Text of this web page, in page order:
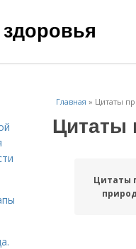
Главная » Цитаты
Цитаты
Цитаты